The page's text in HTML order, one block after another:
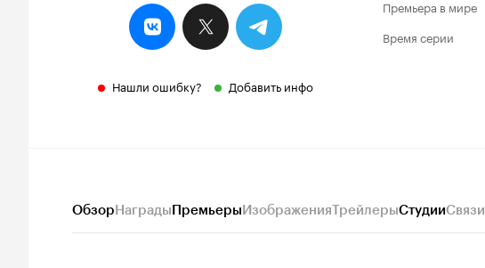
Нашли ошибку? Добавить инфо
Премьера в мире
Время серии
ОбзорНаградыПремьерыИзображенияТрейлерыСтудииСвязи